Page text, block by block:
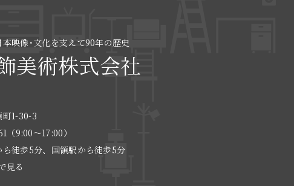
映像･文化を支えて90年の歴史
美術株式会社
町1-30-3
（9:00〜17:00）
徒歩5分、国領駅から徒歩5分
見る